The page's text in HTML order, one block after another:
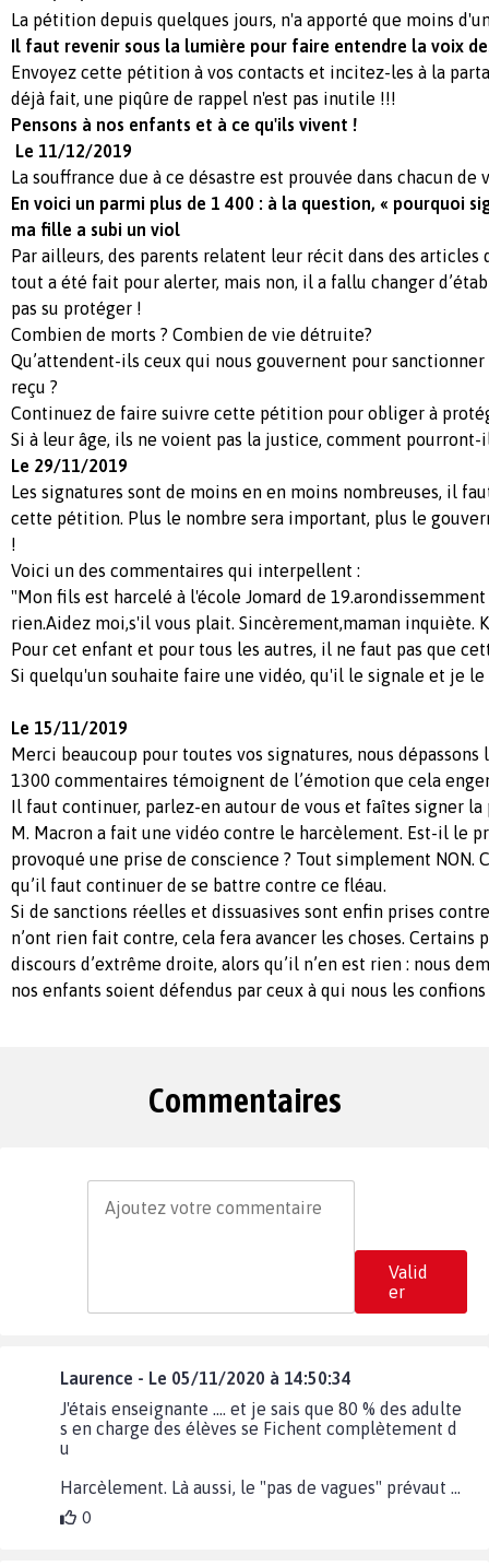
La pétition depuis quelques jours, n'a apporté que moins
Il faut revenir sous la lumière pour faire entendre la voix
Envoyez cette pétition à vos contacts et incitez-les à la
déjà fait, une piqûre de rappel n'est pas inutile !!!
Pensons à nos enfants et à ce qu'ils vivent !
Le 11/12/2019
La souffrance due à ce désastre est prouvée dans chacun de
En voici un parmi plus de 1 400 : à la question, « pourquoi
ma fille a subi un viol
Par ailleurs, des parents relatent leur récit dans des articles
tout a été fait pour alerter, mais non, il a fallu changer
pas su protéger !
Combien de morts ? Combien de vie détruite?
Qu’attendent-ils ceux qui nous gouvernent pour
reçu ?
Continuez de faire suivre cette pétition pour obliger à
Si à leur âge, ils ne voient pas la justice, comment pourront-
Le 29/11/2019
Les signatures sont de moins en en moins nombreuses, il
cette pétition. Plus le nombre sera important, plus le
!
Voici un des commentaires qui interpellent :
"Mon fils est harcelé à l'école Jomard de
rien.Aidez moi,s'il vous plait. Sincèrement,maman inquiète.
Pour cet enfant et pour tous les autres, il ne faut pas que
Si quelqu'un souhaite faire une vidéo, qu'il le signale et je le
Le 15/11/2019
Merci beaucoup pour toutes vos signatures, nous dépassons
1300 commentaires témoignent de l’émotion que cela
Il faut continuer, parlez-en autour de vous et faîtes signer
M. Macron a fait une vidéo contre le harcèlement. Est-il le
provoqué une prise de conscience ? Tout simplement NON.
qu’il faut continuer de se battre contre ce fléau.
Si de sanctions réelles et dissuasives sont enfin prises
n’ont rien fait contre, cela fera avancer les choses. Certains
discours d’extrême droite, alors qu’il n’en est rien : nous
nos enfants soient défendus par ceux à qui nous les confions
Commentaires
Valid
er
Laurence - Le 05/11/2020 à 14:50:34
J'étais enseignante .... et je sais que 80 % des adulte
s en charge des élèves se Fichent complètement d
u
Harcèlement. Là aussi, le "pas de vagues" prévaut ...
0